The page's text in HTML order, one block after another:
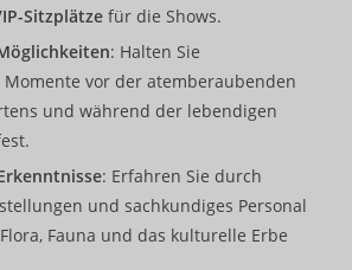
Sitzplätze für die Shows.
: Halten Sie
Momente vor der atemberaubenden
und während der lebendigen
: Erfahren Sie durch
und sachkundiges Personal
Fauna und das kulturelle Erbe